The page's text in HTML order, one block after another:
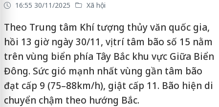
16:55 30/11/2025 Xã hội
Theo Trung tâm Khí tượng thủy văn quốc gia,
hồi 13 giờ ngày 30/11, vị trí tâm bão số 15 nằm
trên vùng biển phía Tây Bắc khu vực Giữa Biển
Đông. Sức gió mạnh nhất vùng gần tâm bão
đạt cấp 9 (75–88km/h), giật cấp 11. Bão hiện di
chuyển chậm theo hướng Bắc.